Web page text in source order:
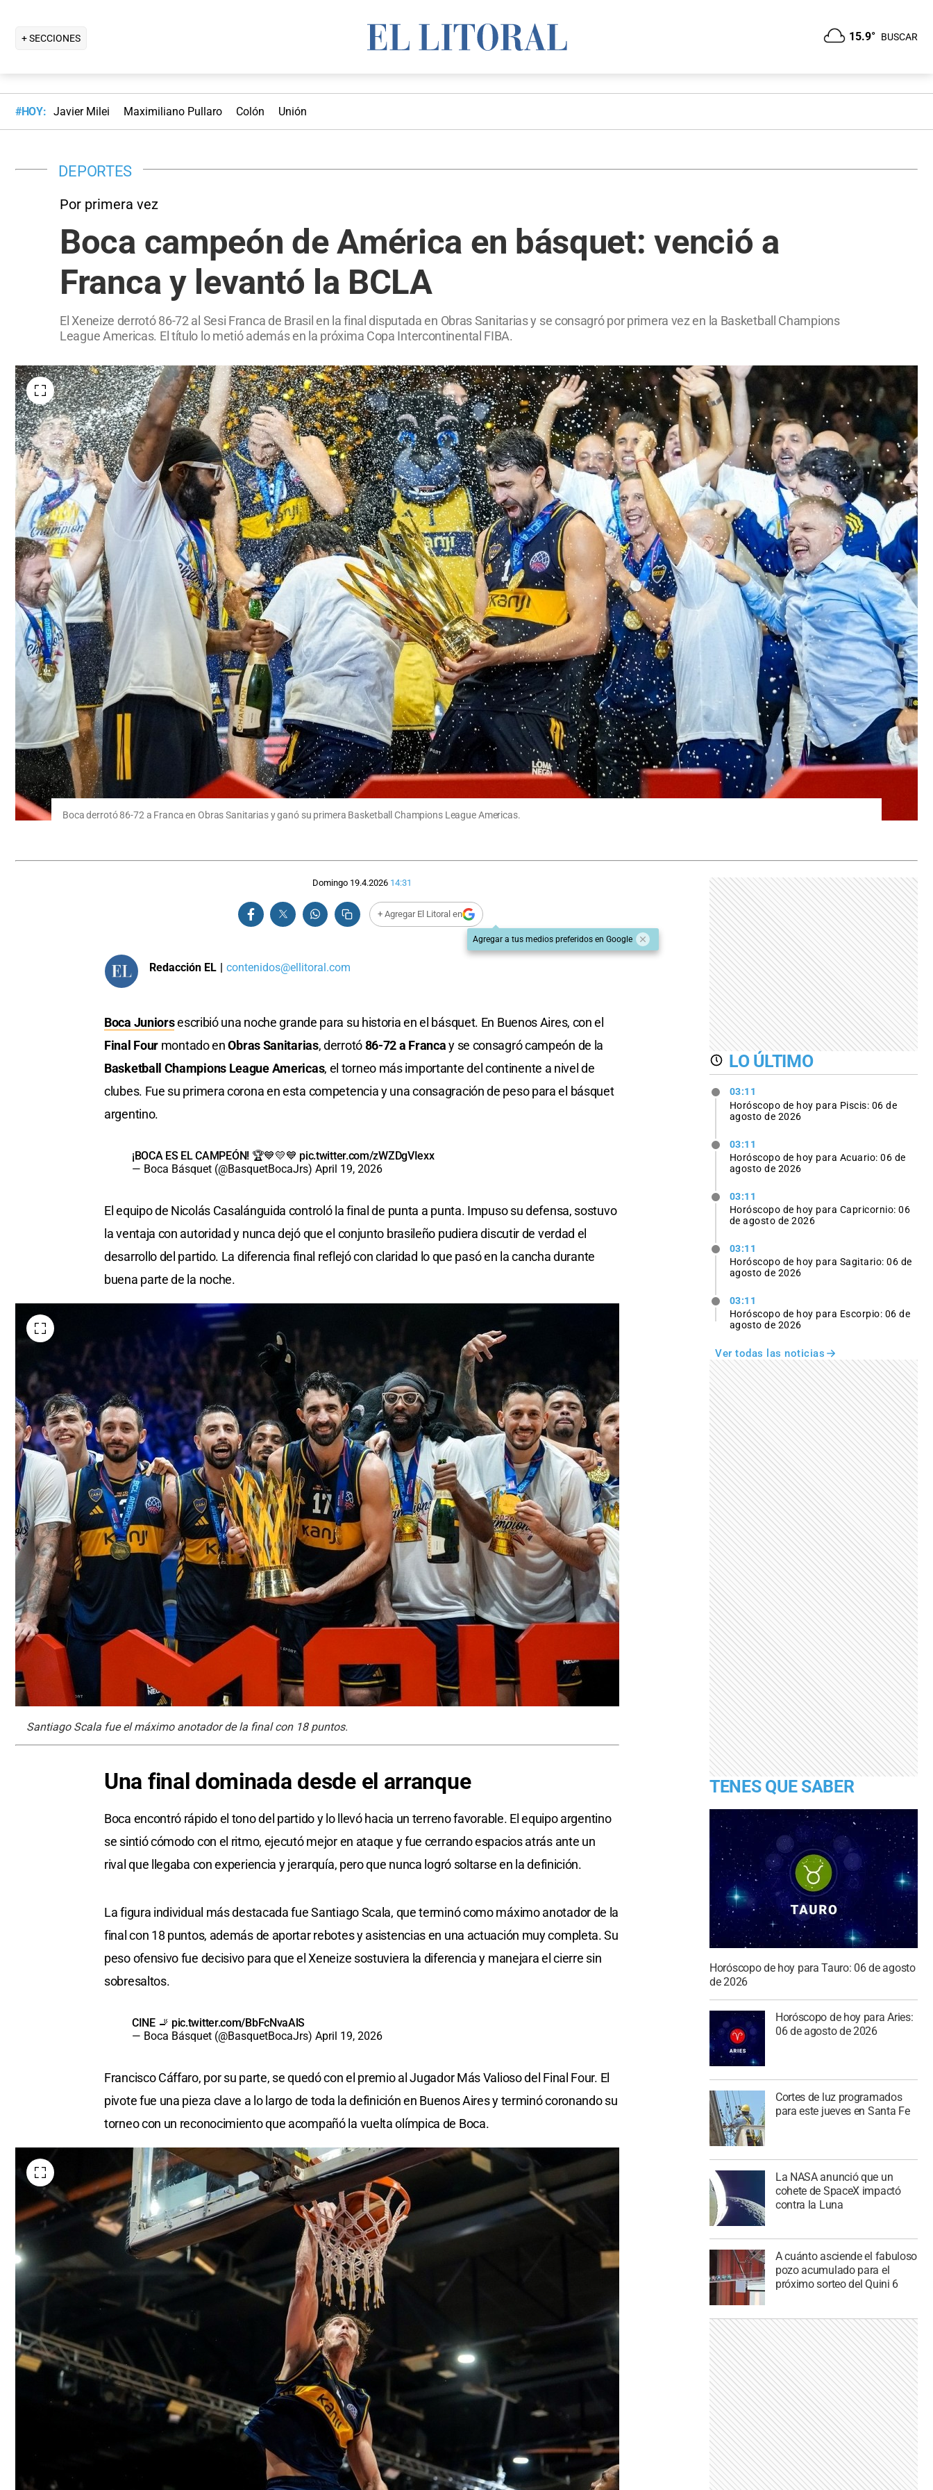
+ SECCIONES 15.9° BUSCAR
#HOY: Javier Milei Maximiliano Pullaro Colón Unión
DEPORTES
Por primera vez
Boca campeón de América en básquet: venció a
Franca y levantó la BCLA
El Xeneize derrotó 86-72 al Sesi Franca de Brasil en la final disputada en Obras Sanitarias y se consagró por primera vez en la Basketball Champions
League Americas. El título lo metió además en la próxima Copa Intercontinental FIBA.
Boca derrotó 86-72 a Franca en Obras Sanitarias y ganó su primera Basketball Champions League Americas.
Domingo 19.4.2026 14:31
+ Agregar El Litoral en
Agregar a tus medios preferidos en Google
Redacción EL | contenidos@ellitoral.com
Boca Juniorsescribió una noche grande para su historia en el básquet. En Buenos Aires, con el
Final Four montado enObras Sanitarias, derrotó86-72 a Francay se consagró campeón de la
Basketball Champions League Americas, el torneo más importante del continente a nivel de
clubes. Fue su primera corona en esta competencia y una consagración de peso para el básquet
argentino.
¡BOCA ES EL CAMPEÓN! 🏆💙💛💙 pic.twitter.com/zWZDgVIexx
— Boca Básquet (@BasquetBocaJrs) April 19, 2026
El equipo de Nicolás Casalánguida controló la final de punta a punta. Impuso su defensa, sostuvo
la ventaja con autoridad y nunca dejó que el conjunto brasileño pudiera discutir de verdad el
desarrollo del partido. La diferencia final reflejó con claridad lo que pasó en la cancha durante
buena parte de la noche.
Santiago Scala fue el máximo anotador de la final con 18 puntos.
Una final dominada desde el arranque
Boca encontró rápido el tono del partido y lo llevó hacia un terreno favorable. El equipo argentino
se sintió cómodo con el ritmo, ejecutó mejor en ataque y fue cerrando espacios atrás ante un
rival que llegaba con experiencia y jerarquía, pero que nunca logró soltarse en la definición.
La figura individual más destacada fue Santiago Scala, que terminó como máximo anotador de la
final con 18 puntos, además de aportar rebotes y asistencias en una actuación muy completa. Su
peso ofensivo fue decisivo para que el Xeneize sostuviera la diferencia y manejara el cierre sin
sobresaltos.
CINE 🚬 pic.twitter.com/BbFcNvaAlS
— Boca Básquet (@BasquetBocaJrs) April 19, 2026
Francisco Cáffaro, por su parte, se quedó con el premio al Jugador Más Valioso del Final Four. El
pivote fue una pieza clave a lo largo de toda la definición en Buenos Aires y terminó coronando su
torneo con un reconocimiento que acompañó la vuelta olímpica de Boca.
LO ÚLTIMO
03:11
Horóscopo de hoy para Piscis: 06 de
agosto de 2026
03:11
Horóscopo de hoy para Acuario: 06 de
agosto de 2026
03:11
Horóscopo de hoy para Capricornio: 06
de agosto de 2026
03:11
Horóscopo de hoy para Sagitario: 06 de
agosto de 2026
03:11
Horóscopo de hoy para Escorpio: 06 de
agosto de 2026
Ver todas las noticias
TENES QUE SABER
Horóscopo de hoy para Tauro: 06 de agosto
de 2026
Horóscopo de hoy para Aries:
06 de agosto de 2026
Cortes de luz programados
para este jueves en Santa Fe
La NASA anunció que un
cohete de SpaceX impactó
contra la Luna
A cuánto asciende el fabuloso
pozo acumulado para el
próximo sorteo del Quini 6